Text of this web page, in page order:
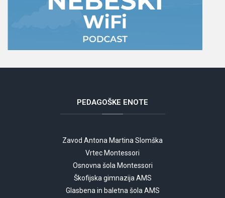
PEDAGOŠKE ENOTE
Zavod Antona Martina Slomška
Vrtec Montessori
Osnovna šola Montessori
Škofijska gimnazija AMS
Glasbena in baletna šola AMS